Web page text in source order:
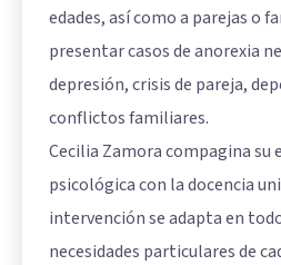
edades, así como a parejas o
presentar casos de anorexia
depresión, crisis de pareja,
conflictos familiares.
Cecilia Zamora compagina su
psicológica con la docencia
intervención se adapta en
necesidades particulares de